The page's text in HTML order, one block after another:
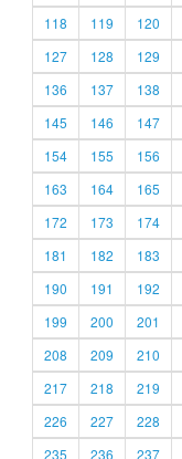
118
119 120
127
128 129
136
137 138
145
146 147
154
155 156
163
164 165
172
173 174
181
182 183
190
191 192
199
200 201
208
209 210
217
218 219
226
227 228
235
236 237